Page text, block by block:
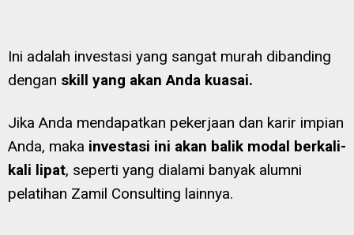
Ini adalah investasi yang sangat murah dibanding
dengan skill yang akan Anda kuasai.
Jika Anda mendapatkan pekerjaan dan karir impian
Anda, maka investasi ini akan balik modal berkali-
kali lipat, seperti yang dialami banyak alumni
pelatihan Zamil Consulting lainnya.